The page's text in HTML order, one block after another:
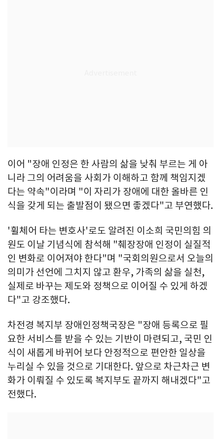
이어 "장애 인정은 한 사람의 삶을 낮춰 부르는 게 아
니라 그의 어려움을 사회가 이해하고 함께 책임지겠
다는 약속"이라며 "이 자리가 장애에 대한 올바른 인
식을 갖게 되는 출발점이 됐으면 좋겠다"고 부연했다.
'휠체어 타는 변호사'로도 알려진 이소희 국민의힘 의
원도 이날 기념식에 참석해 "췌장장애 인정이 실질적
인 변화로 이어져야 한다"며 "국회의원으로서 오늘의
의미가 선언에 그치지 않고 환우, 가족의 삶을 실천,
실제로 바꾸는 제도와 정책으로 이어질 수 있게 하겠
다"고 강조했다.
차전경 복지부 장애인정책국장은 "장애 등록으로 필
요한 서비스를 받을 수 있는 기반이 마련되고, 국민 인
식이 새롭게 바뀌어 보다 안정적으로 편안한 일상을
누리실 수 있을 것으로 기대한다. 앞으로 차근차근 변
화가 이뤄질 수 있도록 복지부도 끝까지 해내겠다"고
전했다.